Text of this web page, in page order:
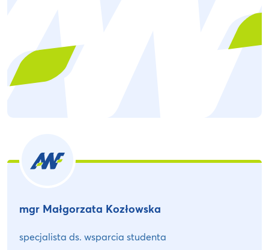
mgr Małgorzata Kozłowska
specjalista ds. wsparcia studenta